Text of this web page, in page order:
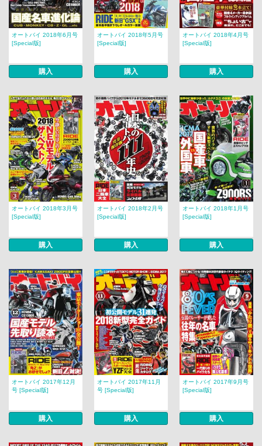
オートバイ 2018年6月号
[Special版]
購入
オートバイ 2018年5月号
[Special版]
購入
オートバイ 2018年4月号
[Special版]
購入
オートバイ 2018年3月号
[Special版]
購入
オートバイ 2018年2月号
[Special版]
購入
オートバイ 2018年1月号
[Special版]
購入
オートバイ 2017年12月
号 [Special版]
購入
オートバイ 2017年11月
号 [Special版]
購入
オートバイ 2017年9月号
[Special版]
購入